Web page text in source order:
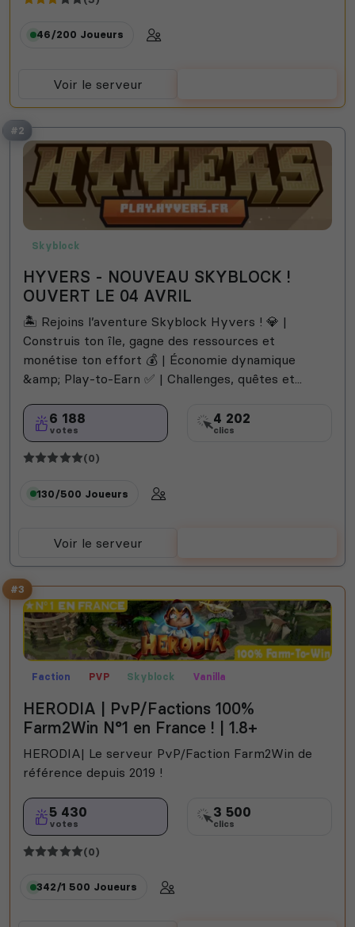
46/200 Joueurs
Voir le serveur
#2
Skyblock
HYVERS - NOUVEAU SKYBLOCK !
OUVERT LE 04 AVRIL
🏝️ Rejoins l’aventure Skyblock Hyvers ! 💎 |
Construis ton île, gagne des ressources et
monétise ton effort 💰 | Économie dynamique
&amp; Play-to-Earn ✅ | Challenges, quêtes et...
6 188
votes
4 202
clics
(0)
130/500 Joueurs
Voir le serveur
#3
Faction PVP Skyblock Vanilla
HERODIA | PvP/Factions 100%
Farm2Win N°1 en France ! | 1.8+
HERODIA| Le serveur PvP/Faction Farm2Win de
référence depuis 2019 !
5 430
votes
3 500
clics
(0)
342/1 500 Joueurs